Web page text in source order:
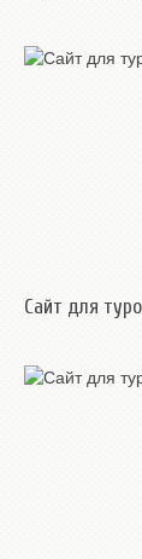
Сайт для